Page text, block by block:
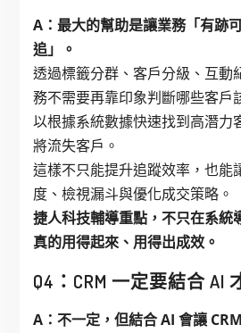
A：最大的幫助是讓業務「有跡
追」。
透過標籤分群、客戶分級、互動
務不需要再靠印象判斷哪些客戶
以根據系統數據快速找到高潛力
將流失客戶。
這樣不只能提升追蹤效率，也能
度、檢視漏斗與優化成交策略。
捷人科技輔導重點，不只在系統
真的用得起來、用得出成效。
Q4：CRM 一定要結合 AI
A：不一定，但結合 AI 會讓